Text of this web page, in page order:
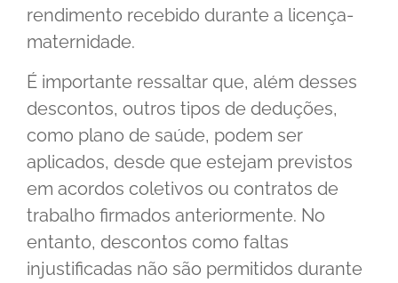
rendimento recebido durante a licença-
maternidade.
É importante ressaltar que, além desses
descontos, outros tipos de deduções,
como plano de saúde, podem ser
aplicados, desde que estejam previstos
em acordos coletivos ou contratos de
trabalho firmados anteriormente. No
entanto, descontos como faltas
injustificadas não são permitidos durante